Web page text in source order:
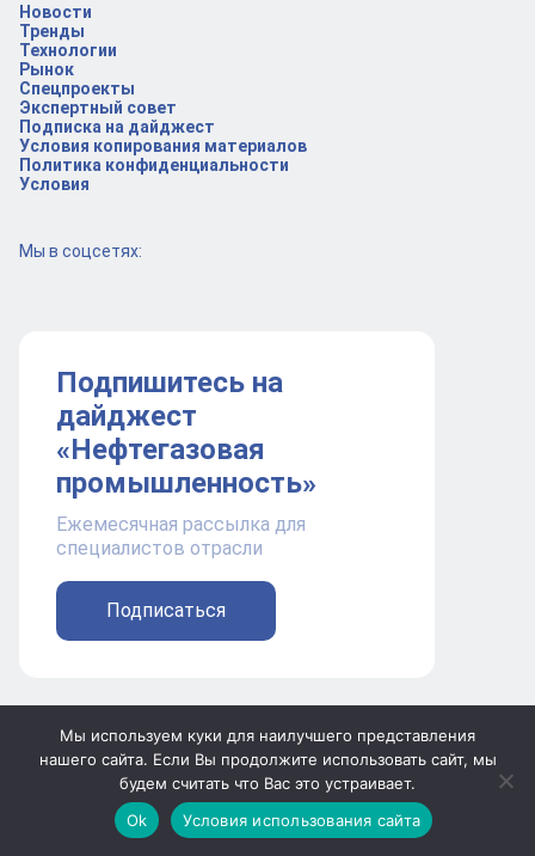
Новости
Тренды
Технологии
Рынок
Спецпроекты
Экспертный совет
Подписка на дайджест
Условия копирования материалов
Политика конфиденциальности
Условия
Мы в соцсетях:
Подпишитесь на
дайджест
«Нефтегазовая
промышленность»
Ежемесячная рассылка для
специалистов отрасли
Подписаться
Проект компании PromoGroup Media.
Контакты редакции и отдела продаж:
+7 391 219 01 19
adv.np@pgmedia.ru
Мы используем куки для наилучшего представления
нашего сайта. Если Вы продолжите использовать сайт, мы
будем считать что Вас это устраивает.
Ok
Условия использования сайта